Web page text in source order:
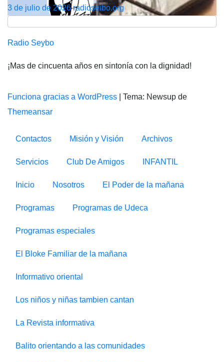
3 de julio de 2026radioseibo.org
Radio Seybo
¡Mas de cincuenta años en sintonía con la dignidad!
Funciona gracias a WordPress
Tema: Newsup de
Themeansar
Contactos Misión y Visión Archivos
Servicios Club De Amigos INFANTIL
Inicio Nosotros El Poder de la mañana
Programas Programas de Udeca
Programas especiales
El Bloke Familiar de la mañana
Informativo oriental
Los niños y niñas tambien cantan
La Revista informativa
Balito orientando a las comunidades